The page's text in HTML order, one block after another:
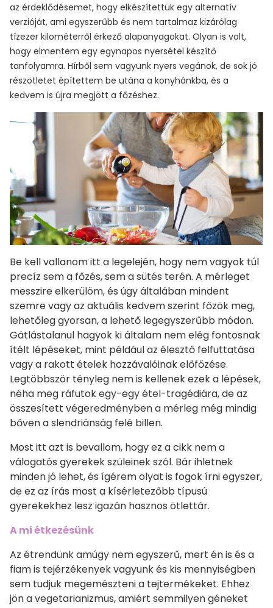
az érdeklődésemet, hogy elkészítettük egy alternatív
verzióját, ami egyszerűbb és nem tartalmaz kizárólag
tízezer kilométerről érkező alapanyagokat. Olyan is volt,
hogy elmentem egy egynapos nyersétel készítő
tanfolyamra. Hírből sem vagyunk nyers vegánok, de sok jó
részötletet építettem be utána a konyhánkba, és a
kedvem is újra megjött a főzéshez.
Be kell vallanom itt a legelején, hogy nem vagyok túl
precíz sem a főzés, sem a sütés terén. A mérleget
messzire elkerülöm, és úgy általában mindent
szemre vagy az aktuális kedvem szerint főzök meg,
lehetőleg gyorsan, a lehető legegyszerűbb módon.
Gátlástalanul hagyok ki általam nem elég fontosnak
ítélt lépéseket, mint például az élesztő felfuttatása
vagy a rakott ételek hozzávalóinak előfőzése.
Legtöbbször tényleg nem is kellenek ezek a lépések,
néha meg ráfutok egy-egy étel-tragédiára, de az
összesített végeredményben a mérleg még mindig
bőven a slendriánság felé billen.
Most itt azt is bevallom, hogy ez a cikk nem a
válogatós gyerekek szüleinek szól. Bár ihletnek
minden jó lehet, és ígérem olyat is fogok írni egyszer,
de ez az írás most a kísérletezőbb típusú
gyerekekhez lesz igazán hasznos ötlettár.
A mi étkezésünk
Az étrendünk amúgy nem egyszerű, mert én is és a
fiam is tejérzékenyek vagyunk és kis mennyiségben
sem tudjuk megemészteni a tejtermékeket. Ehhez
jön a vegetarianizmus, amiért semmilyen géneket